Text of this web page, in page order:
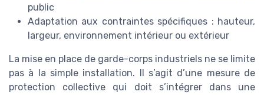
public
Adaptation aux contraintes spécifiques : hauteur,
largeur, environnement intérieur ou extérieur
La mise en place de garde-corps industriels ne se limite
pas à la simple installation. Il s’agit d’une mesure de
protection collective qui doit s’intégrer dans une